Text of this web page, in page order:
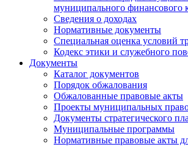
муниципального финансового
Сведения о доходах
Нормативные документы
Специальная оценка условий
Кодекс этики и служебного
Документы
Каталог документов
Порядок обжалования
Обжалованные правовые акты
Проекты муниципальных
Документы стратегического
Муниципальные программы
Нормативные правовые акты